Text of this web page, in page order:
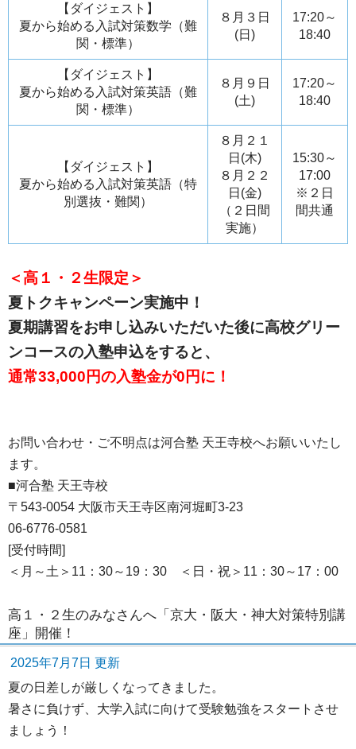
【ダイジェスト】
夏から始める入試対策数学（難
関・標準）
８月３日
(日)
17:20～
18:40
【ダイジェスト】
夏から始める入試対策英語（難
関・標準）
８月９日
(土)
17:20～
18:40
【ダイジェスト】
夏から始める入試対策英語（特
別選抜・難関）
８月２１
日(木)
８月２２
日(金)
（２日間
実施）
15:30～
17:00
※２日
間共通
＜高１・２生限定＞
夏トクキャンペーン実施中！
夏期講習をお申し込みいただいた後に高校グリー
ンコースの入塾申込をすると、
通常33,000円の入塾金が0円に！
お問い合わせ・ご不明点は河合塾 天王寺校へお願いいたし
ます。
■河合塾 天王寺校
〒543-0054 大阪市天王寺区南河堀町3-23
06-6776-0581
[受付時間]
＜月～土＞11：30～19：30 ＜日・祝＞11：30～17：00
高１・２生のみなさんへ「京大・阪大・神大対策特別講
座」開催！
2025年7月7日 更新
夏の日差しが厳しくなってきました。
暑さに負けず、大学入試に向けて受験勉強をスタートさせ
ましょう！